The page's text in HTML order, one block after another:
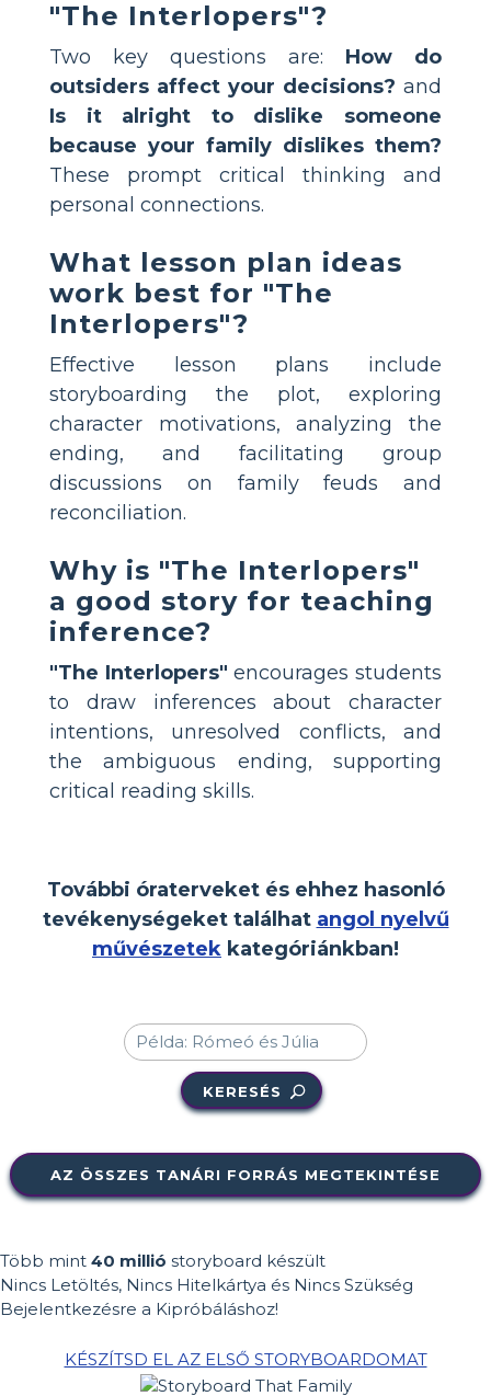
"The Interlopers"?
Two key questions are: How do
outsiders affect your decisions? and
Is it alright to dislike someone
because your family dislikes them?
These prompt critical thinking and
personal connections.
What lesson plan ideas
work best for "The
Interlopers"?
Effective lesson plans include
storyboarding the plot, exploring
character motivations, analyzing the
ending, and facilitating group
discussions on family feuds and
reconciliation.
Why is "The Interlopers"
a good story for teaching
inference?
"The Interlopers" encourages students
to draw inferences about character
intentions, unresolved conflicts, and
the ambiguous ending, supporting
critical reading skills.
További óraterveket és ehhez hasonló
tevékenységeket találhat angol nyelvű
művészetek kategóriánkban!
KERESÉS
AZ ÖSSZES TANÁRI FORRÁS MEGTEKINTÉSE
Több mint 40 millió storyboard készült
Nincs Letöltés, Nincs Hitelkártya és Nincs Szükség
Bejelentkezésre a Kipróbáláshoz!
KÉSZÍTSD EL AZ ELSŐ STORYBOARDOMAT